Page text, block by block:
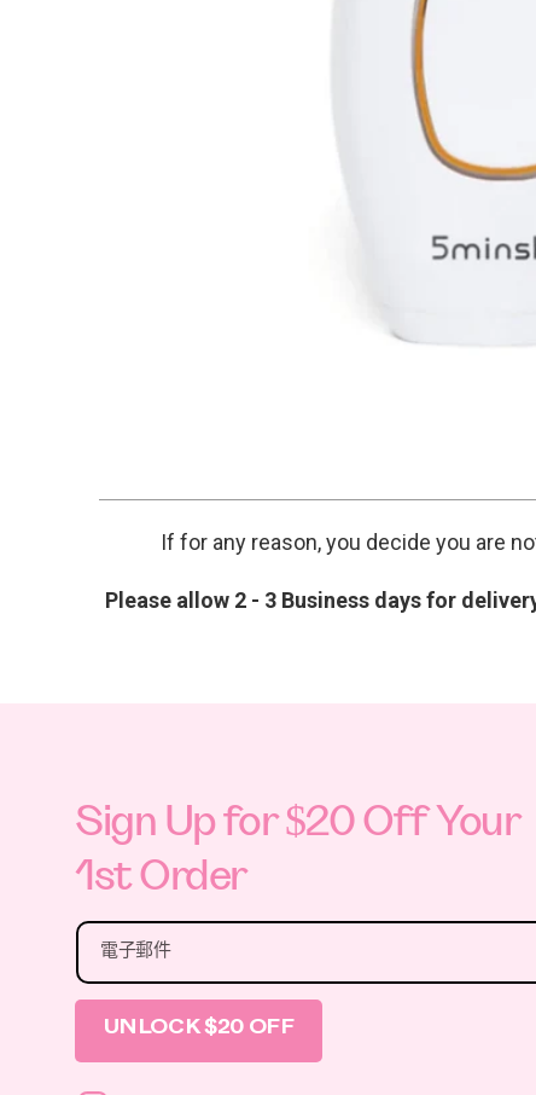
If for any reason, you decide you are
Please allow 2 - 3 Business days for
Sign Up for $20 Off Your
1st Order
電子郵件
UNLOCK $20 OFF